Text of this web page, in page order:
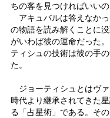
ちの客を見つければいいの
アキュバルは答えなかっ
の物語を読み解くことに
がいわば彼の運命だった
ティシュの技術は彼の手
た。
ジョーティシュとはヴァ
時代より継承されてきた
る「占星術」である。そ